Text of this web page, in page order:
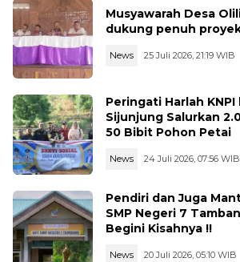
Musyawarah Desa
dukung penuh
News 25 Juli 2026, 21:19 WIB
Peringati Harlah KNPI
Sijunjung Salurkan
50 Bibit Pohon Petai
News 24 Juli 2026, 07:56 WIB
Pendiri dan Juga
SMP Negeri 7
Begini Kisahnya !!
News 20 Juli 2026, 05:10 WIB